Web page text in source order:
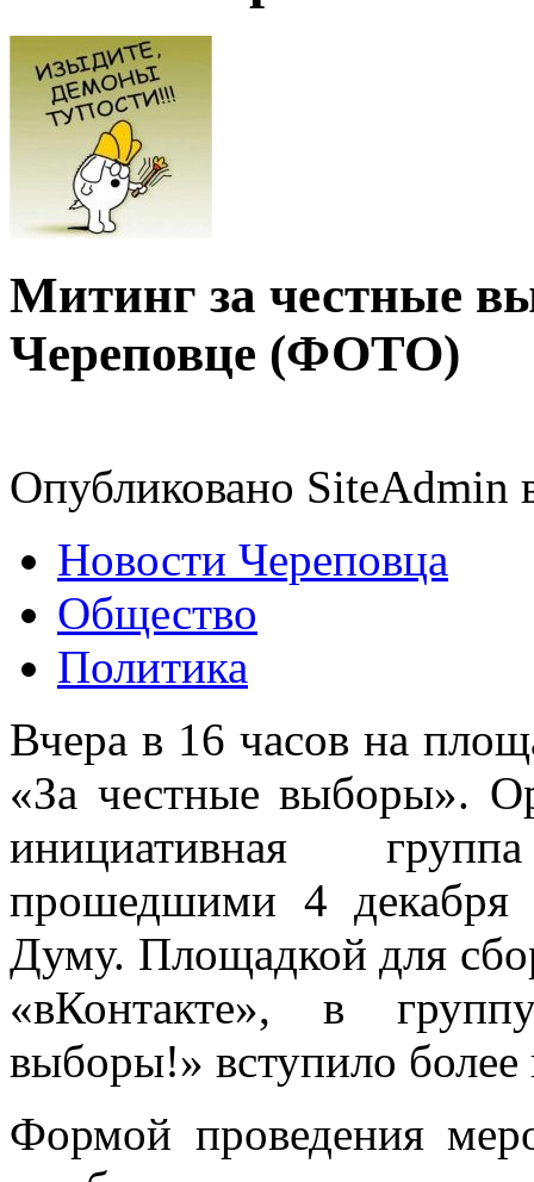
Митинг за честные
Череповце (ФОТО)
Опубликовано
Новости Череповца
Общество
Политика
Вчера в 16 часов на
«За честные выборы».
инициативная
прошедшими 4 декабря
Думу. Площадкой для
«вКонтакте», в
выборы!» вступило более
Формой проведения